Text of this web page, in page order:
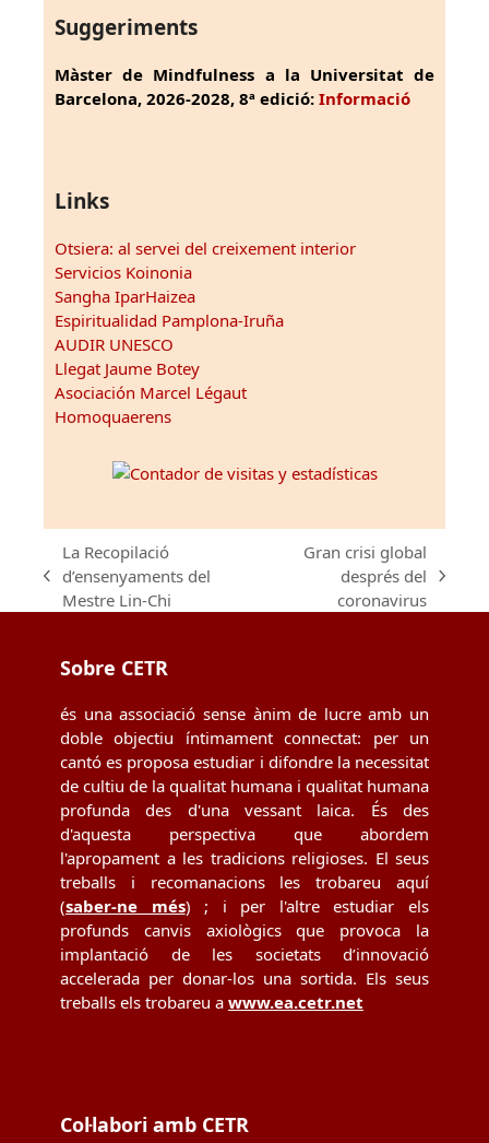
Suggeriments
Màster de Mindfulness a la Universitat de
Barcelona, 2026-2028, 8ª edició: Informació
Links
Otsiera: al servei del creixement interior
Servicios Koinonia
Sangha IparHaizea
Espiritualidad Pamplona-Iruña
AUDIR UNESCO
Llegat Jaume Botey
Asociación Marcel Légaut
Homoquaerens
previous
post:
La Recopilació
d’ensenyaments del
Mestre Lin-Chi
post:
Gran crisi global
després del
coronavirus
Sobre CETR
és una associació sense ànim de lucre amb un
doble objectiu íntimament connectat: per un
cantó es proposa estudiar i difondre la necessitat
de cultiu de la qualitat humana i qualitat humana
profunda des d'una vessant laica. És des
d'aquesta perspectiva que abordem
l'apropament a les tradicions religioses. El seus
treballs i recomanacions les trobareu aquí
(saber-ne més) ; i per l'altre estudiar els
profunds canvis axiològics que provoca la
implantació de les societats d’innovació
accelerada per donar-los una sortida. Els seus
treballs els trobareu a www.ea.cetr.net
Col·labori amb CETR